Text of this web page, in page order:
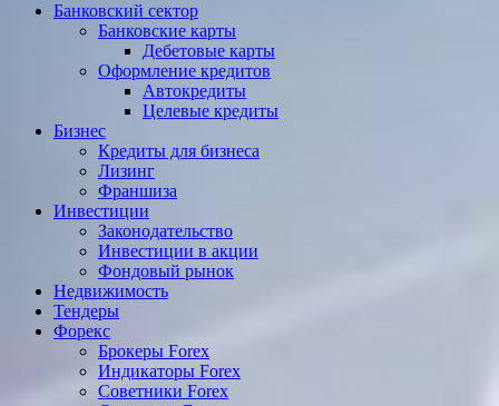
Банковский сектор
Банковские карты
Дебетовые карты
Оформление кредитов
Автокредиты
Целевые кредиты
Бизнес
Кредиты для бизнеса
Лизинг
Франшиза
Инвестиции
Законодательство
Инвестиции в акции
Фондовый рынок
Недвижимость
Тендеры
Форекс
Брокеры Forex
Индикаторы Forex
Советники Forex